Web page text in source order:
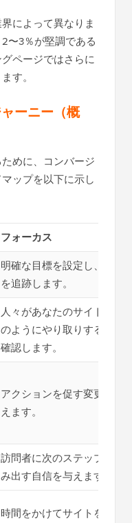
によって異なりま
〜3％が堅調である
ページではさらに
す。
ーニー（概
めに、コンバージ
ップを以下に示し
フォーカス
明確な目標を設定し、それ
を追跡します。
人々があなたのサイトとど
のようにやり取りするかを
確認します。
アクションを促す変更を加
えます。
訪問者に次のステップを踏
み出す自信を与えます。
時間をかけてサイトを改善